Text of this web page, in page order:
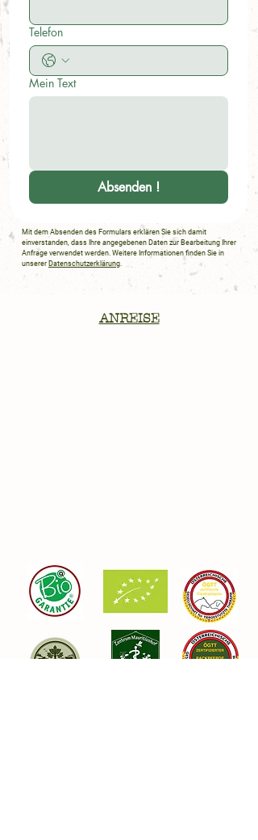
Telefon
Mein Text
Absenden !
Mit dem Absenden des Formulars erklären Sie sich damit
einverstanden, dass Ihre angegebenen Daten zur Bearbeitung Ihrer
Anfrage verwendet werden. Weitere Informationen finden Sie in
unserer Datenschutzerklärung.
ANREISE